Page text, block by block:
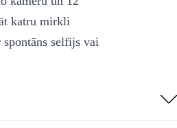
katru mirkli
selfijs vai
asāki nekā
GB RAM nodrošina